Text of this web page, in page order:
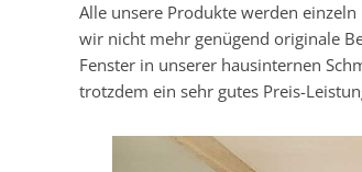
Alle unsere Produkte werden
wir nicht mehr genügend originale
Fenster in unserer hausinternen
trotzdem ein sehr gutes Preis-